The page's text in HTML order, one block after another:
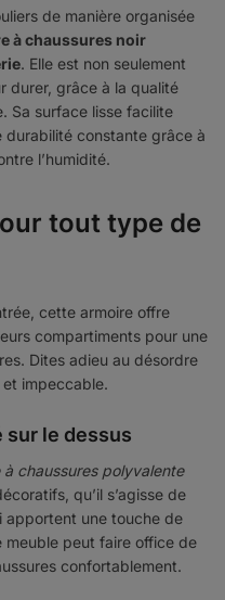
de manière organisée
à chaussures noir
. Elle est non seulement
durer, grâce à la qualité
Sa surface lisse facilite
durabilité constante grâce à
l’humidité.
tout type de
cette armoire offre
compartiments pour une
Dites adieu au désordre
impeccable.
le dessus
à chaussures polyvalente
qu’il s’agisse de
apportent une touche de
meuble peut faire office de
confortablement.